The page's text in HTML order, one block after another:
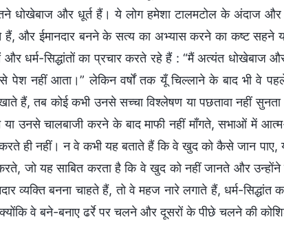
धोखेबाज और धूर्त हैं। ये लोग हमेशा टालमटोल के अंदाज
हैं, और ईमानदार बनने के सत्य का अभ्यास करने का कष्ट सहने
और धर्म-सिद्धांतों का प्रचार करते रहे हैं : “मैं अत्यंत धोखेबाज
से पेश नहीं आता।” लेकिन वर्षों तक यूँ चिल्लाने के बाद भी वे
हैं, तब कोई कभी उनसे सच्चा विश्लेषण या पछतावा नहीं
या उनसे चालबाजी करने के बाद माफी नहीं माँगते, सभाओं में
ही नहीं। न वे कभी यह बताते हैं कि वे खुद को कैसे जान पाए,
जो यह साबित करता है कि वे खुद को नहीं जानते और
व्यक्ति बनना चाहते हैं, तो वे महज नारे लगाते हैं, धर्म-
वे बने-बनाए ढर्रे पर चलने और दूसरों के पीछे चलने की